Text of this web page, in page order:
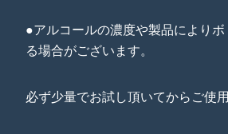
●アルコールの濃度や製品により
る場合がございます。
必ず少量でお試し頂いてからご使用